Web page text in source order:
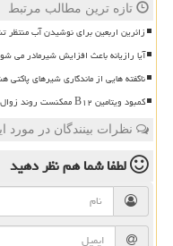
تازه ترین مطالب مرتبط
زائرین اربعین برای نوشیدن آب منتظر
آیا رازیانه باعث افزایش شیرمادر می
ناگفته هایی از ماندگاری شیرهای
کمبود ویتامین B۱۲ ممکنست روند زوال مغز را افزایش دهد
نظرات بینندگان در
لطفا شما همنظر دهید